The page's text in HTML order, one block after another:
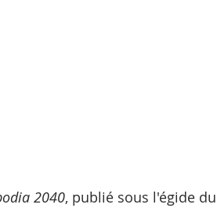
2040, publié sous l'égide du